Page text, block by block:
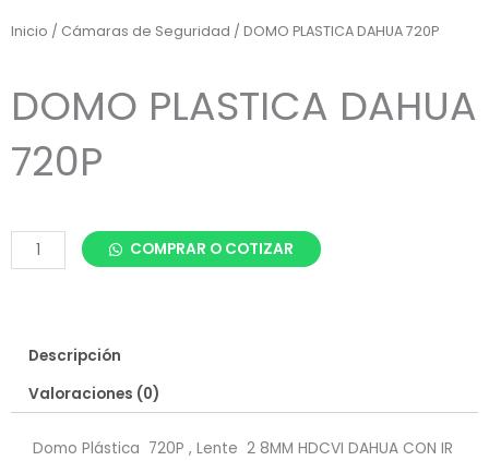
Inicio / Cámaras de Seguridad / DOMO PLASTICA DAHUA 720P
DOMO PLASTICA DAHUA
720P
DOMO
PLASTICA
cantidad
COMPRAR O COTIZAR
Descripción
Valoraciones (0)
Domo Plástica 720P , Lente 2 8MM HDCVI DAHUA CON IR